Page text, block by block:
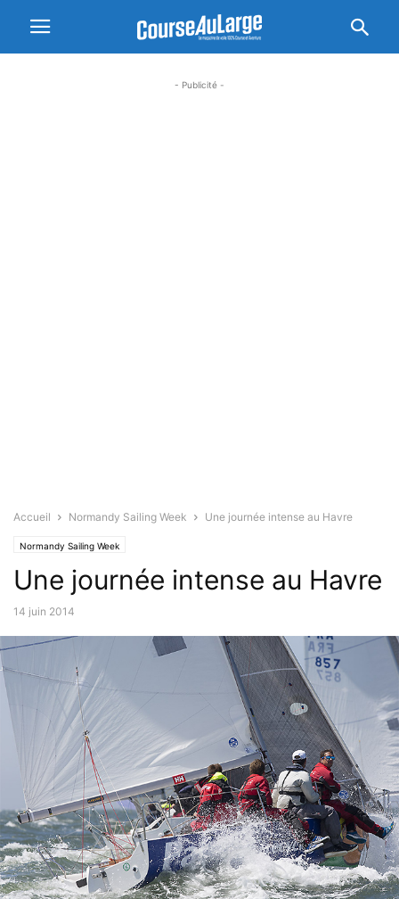
- Publicité -
Accueil Normandy Sailing Week Une journée intense au Havre
Normandy Sailing Week
Une journée intense au Havre
14 juin 2014